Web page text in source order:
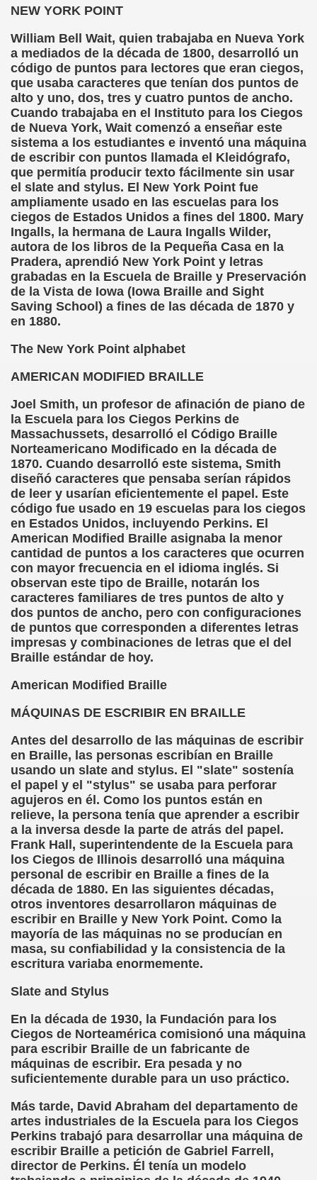
NEW YORK POINT
William Bell Wait, quien trabajaba en Nueva York
a mediados de la década de 1800, desarrolló un
código de puntos para lectores que eran ciegos,
que usaba caracteres que tenían dos puntos de
alto y uno, dos, tres y cuatro puntos de ancho.
Cuando trabajaba en el Instituto para los Ciegos
de Nueva York, Wait comenzó a enseñar este
sistema a los estudiantes e inventó una máquina
de escribir con puntos llamada el Kleidógrafo,
que permitía producir texto fácilmente sin usar
el slate and stylus. El New York Point fue
ampliamente usado en las escuelas para los
ciegos de Estados Unidos a fines del 1800. Mary
Ingalls, la hermana de Laura Ingalls Wilder,
autora de los libros de la Pequeña Casa en la
Pradera, aprendió New York Point y letras
grabadas en la Escuela de Braille y Preservación
de la Vista de Iowa (Iowa Braille and Sight
Saving School) a fines de las década de 1870 y
en 1880.
The New York Point alphabet
AMERICAN MODIFIED BRAILLE
Joel Smith, un profesor de afinación de piano de
la Escuela para los Ciegos Perkins de
Massachussets, desarrolló el Código Braille
Norteamericano Modificado en la década de
1870. Cuando desarrolló este sistema, Smith
diseñó caracteres que pensaba serían rápidos
de leer y usarían eficientemente el papel. Este
código fue usado en 19 escuelas para los ciegos
en Estados Unidos, incluyendo Perkins. El
American Modified Braille asignaba la menor
cantidad de puntos a los caracteres que ocurren
con mayor frecuencia en el idioma inglés. Si
observan este tipo de Braille, notarán los
caracteres familiares de tres puntos de alto y
dos puntos de ancho, pero con configuraciones
de puntos que corresponden a diferentes letras
impresas y combinaciones de letras que el del
Braille estándar de hoy.
American Modified Braille
MÁQUINAS DE ESCRIBIR EN BRAILLE
Antes del desarrollo de las máquinas de escribir
en Braille, las personas escribían en Braille
usando un slate and stylus. El "slate" sostenía
el papel y el "stylus" se usaba para perforar
agujeros en él. Como los puntos están en
relieve, la persona tenía que aprender a escribir
a la inversa desde la parte de atrás del papel.
Frank Hall, superintendente de la Escuela para
los Ciegos de Illinois desarrolló una máquina
personal de escribir en Braille a fines de la
década de 1880. En las siguientes décadas,
otros inventores desarrollaron máquinas de
escribir en Braille y New York Point. Como la
mayoría de las máquinas no se producían en
masa, su confiabilidad y la consistencia de la
escritura variaba enormemente.
Slate and Stylus
En la década de 1930, la Fundación para los
Ciegos de Norteamérica comisionó una máquina
para escribir Braille de un fabricante de
máquinas de escribir. Era pesada y no
suficientemente durable para un uso práctico.
Más tarde, David Abraham del departamento de
artes industriales de la Escuela para los Ciegos
Perkins trabajó para desarrollar una máquina de
escribir Braille a petición de Gabriel Farrell,
director de Perkins. Él tenía un modelo
30-11-11 (Pedro Zurita)
Horizontes, Enrique Elissalde y Carmen Roig)
Martín Figueroa)
Lectobraillístico (Egosan)
Otero)
ajedrecistas ciegos (Roberto Enjuto)
Martín Figueroa)
Ángel Vázquez)
2000 (Fermín Tamayo)
Hablada Colegio Santiago Apóstol ONCE Pontevedra)
Agosto 2001 (Fermín Tamayo)
(Pedro A. Zurita)
2005 (Fermín Tamayo)
2005 (Fermín Tamayo)
2011 (Fermín Tamayo)
la Participación de las Personas Deficientes Visuales
Oliva)
Jesús Sánchez Oliva)
Jesús Cañamares)
Martín Figueroa)
(César Puente Fuente)
a Louis Braille (Alberto Gil)
Rosell Vera)
de los Niños Invidentes hasta la Puesta en Marcha de
de Pasado, de Presente y de Futuro (Equipos del
(Pedro Zurita)
(Pedro Zurita)
(Pedro Zurita)
Euskera (Pedro Zurita)
de San Ovidio (Roberto Enjuto)
Soto Galán)